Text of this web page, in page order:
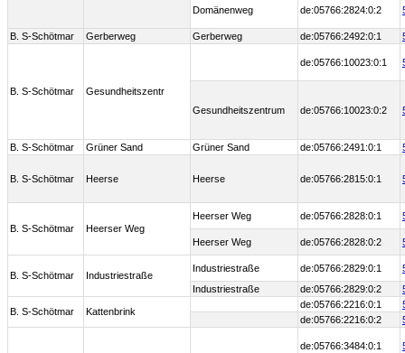
Domänenweg de:05766:2824:0:2
B. S-Schötmar Gerberweg Gerberweg de:05766:2492:0:1
B. S-Schötmar Gesundheitszentr
de:05766:10023:0:1
Gesundheitszentrum de:05766:10023:0:2
B. S-Schötmar Grüner Sand Grüner Sand de:05766:2491:0:1
B. S-Schötmar Heerse Heerse de:05766:2815:0:1
B. S-Schötmar Heerser Weg
Heerser Weg de:05766:2828:0:1
Heerser Weg de:05766:2828:0:2
B. S-Schötmar Industriestraße
Industriestraße de:05766:2829:0:1
Industriestraße
de:05766:2829:0:2
B. S-Schötmar Kattenbrink
de:05766:2216:0:1
de:05766:2216:0:2
de:05766:3484:0:1